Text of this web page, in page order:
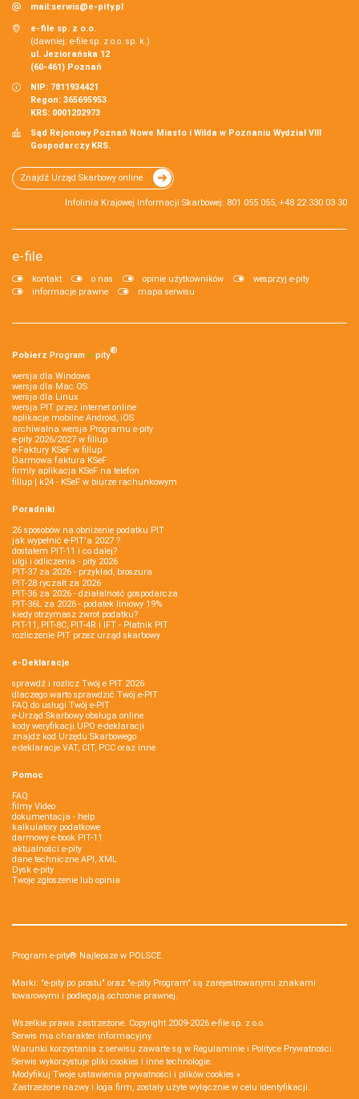
mail:serwis@e-pity.pl
e-file sp. z o.o.
(dawniej: e-file sp. z o.o. sp. k.)
ul. Jeziorańska 12
(60-461) Poznań
NIP: 7811934421
Regon: 365695953
KRS: 0001202973
Sąd Rejonowy Poznań Nowe Miasto i Wilda w Poznaniu Wydział VIII
Gospodarczy KRS.
Znajdź Urząd Skarbowy online
Infolinia Krajowej Informacji Skarbowej: 801 055 055, +48 22 330 03 30
e-file
kontakt o nas opinie użytkowników
wesprzyj e-pity
informacje prawne
mapa serwisu
Pobierz Program e‑pity®
wersja dla Windows
wersja dla Mac OS
wersja dla Linux
wersja PIT przez internet online
aplikacje mobilne Android, iOS
archiwalna wersja Programu e-pity
e-pity 2026/2027 w fillup
e‑Faktury KSeF w fillup
Darmowa faktura KSeF
firmly aplikacja KSeF na telefon
fillup | k24 - KSeF w biurze rachunkowym
Poradniki
26 sposobów na obniżenie podatku PIT
jak wypełnić e-PIT'a 2027 ?
dostałem PIT-11 i co dalej?
ulgi i odliczenia - pity 2026
PIT-37 za 2026 - przykład, broszura
PIT-28 ryczałt za 2026
PIT-36 za 2026 - działalność gospodarcza
PIT-36L za 2026 - podatek liniowy 19%
kiedy otrzymasz zwrot podatku?
PIT-11, PIT-8C, PIT-4R i IFT - Płatnik PIT
rozliczenie PIT przez urząd skarbowy
e-Deklaracje
sprawdź i rozlicz Twój e PIT 2026
dlaczego warto sprawdzić Twój e-PIT
FAQ do usługi Twój e-PIT
e-Urząd Skarbowy obsługa online
kody weryfikacji UPO e-deklaracji
znajdź kod Urzędu Skarbowego
e-deklaracje VAT, CIT, PCC oraz inne
Pomoc
FAQ
filmy Video
dokumentacja - help
kalkulatory podatkowe
darmowy e-book PIT-11
aktualności e-pity
dane techniczne API, XML
Dysk e-pity
Twoje zgłoszenie lub opinia
Program e-pity® Najlepsze w POLSCE.
Marki: "e-pity po prostu" oraz "e-pity Program" są zarejestrowanymi znakami
towarowymi i podlegają ochronie prawnej.
Wszelkie prawa zastrzeżone. Copyright 2009-2026 e-file sp. z o.o.
Serwis ma charakter informacyjny.
Warunki korzystania z serwisu zawarte są w Regulaminie i Polityce Prywatności.
Serwis wykorzystuje pliki cookies i inne technologie.
Modyfikuj Twoje ustawienia prywatności i plików cookies »
Zastrzeżone nazwy i loga firm, zostały użyte wyłącznie w celu identyfikacji.